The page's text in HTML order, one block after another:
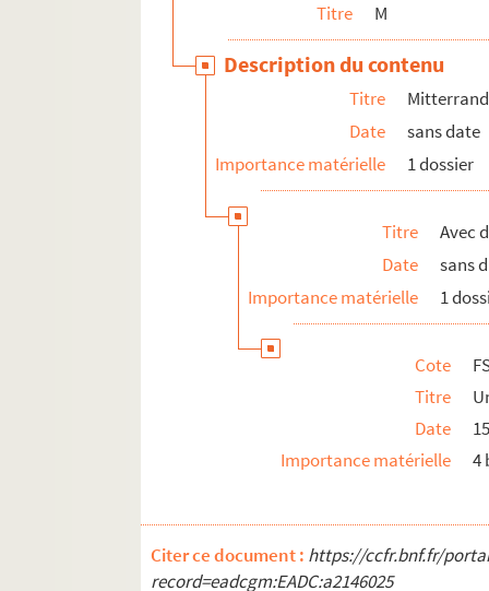
Titre M
Description du contenu
Titre
Date
sans date
Importance matérielle
1 dossier
Titre
Avec
Date
sans
Importance matérielle
1
Cote
Titre
Date
Importance matérielle
4
Citer ce document : https://ccfr.bnf.fr/
record=eadcgm:EADC:a2146025